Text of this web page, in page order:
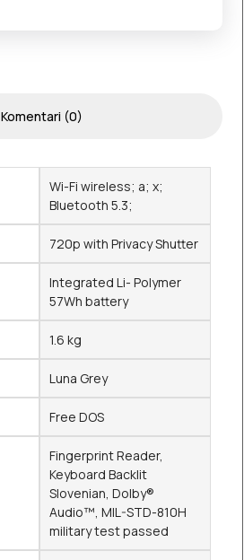
Komentari (0)
Wi-Fi wireless; a; x;
Bluetooth 5.3;
720p with Privacy Shutter
Integrated Li- Polymer
57Wh battery
1.6 kg
Luna Grey
Free DOS
Fingerprint Reader,
Keyboard Backlit
Slovenian, Dolby®
Audio™, MIL-STD-810H
military test passed